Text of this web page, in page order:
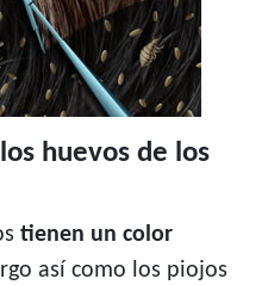
huevos de los
tienen un color
así como los piojos